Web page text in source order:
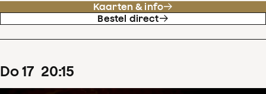
Kaarten & info
Bestel direct
do17 20:15